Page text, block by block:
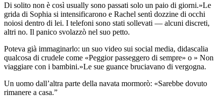
Di solito non è così usually sono passati solo un paio di giorni.»Le
grida di Sophia si intensificarono e Rachel sentì dozzine di occhi
noiosi dentro di lei. I telefoni sono stati sollevati — alcuni discreti,
altri no. Il panico svolazzò nel suo petto.
Poteva già immaginarlo: un suo video sui social media, didascalia
qualcosa di crudele come «Peggior passeggero di sempre» o » Non
viaggiare con i bambini.»Le sue guance bruciavano di vergogna.
Un uomo dall’altra parte della navata mormorò: «Sarebbe dovuto
rimanere a casa.”